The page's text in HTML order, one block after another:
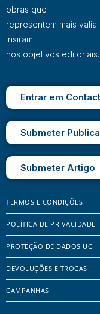
obras que
representem mais
insiram
nos objetivos editoriais.
Entrar em
Submeter
Submeter Artigo
TERMOS E CONDIÇÕES
POLÍTICA DE PRIVACIDADE
PROTEÇÃO DE DADOS UC
DEVOLUÇÕES E TROCAS
CAMPANHAS